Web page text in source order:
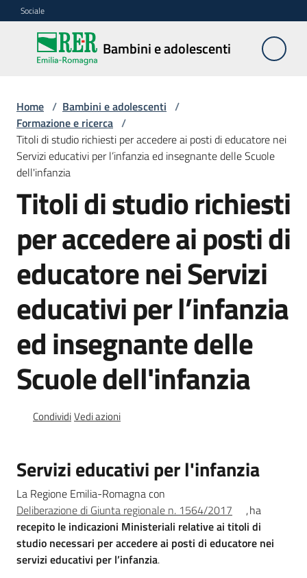
Vai al contenuto
Vai alla navigazione
Vai al footer
Sociale
Bambini e adolescenti
Bambini e
adolescenti
Accoglienza,
tutela
e
sostegno
Centri
estivi
soggiorni
Formazione
e
Menu selezionato
Nidi
e
scuole
dell'infanzia
Home / Bambini e adolescenti /
Formazione e ricerca /
Titoli di studio richiesti per accedere ai posti di educatore nei
Servizi educativi per l’infanzia ed insegnante delle Scuole
dell'infanzia
Titoli di studio richiesti
per accedere ai posti di
educatore nei Servizi
educativi per l’infanzia
ed insegnante delle
Scuole dell'infanzia
CondividiVedi azioni
Servizi educativi per l'infanzia
La Regione Emilia-Romagna con
Deliberazione di Giunta regionale n. 1564/2017
, ha
recepito le indicazioni Ministeriali relative ai titoli di
studio necessari per accedere ai posti di educatore nei
servizi educativi per l’infanzia.